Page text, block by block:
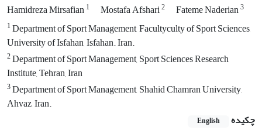
Hamidreza Mirsafian1 Mostafa Afshari2 Fateme Naderian3
1Department of Sport Management, Facultyculty of Sport Sciences,
University of Isfahan, Isfahan. Iran.
2Department of Sport Management, Sport Sciences Research
Institute, Tehran, Iran
3Department of Sport Management, Shahid Chamran University,
Ahvaz, Iran.
چکیده
English